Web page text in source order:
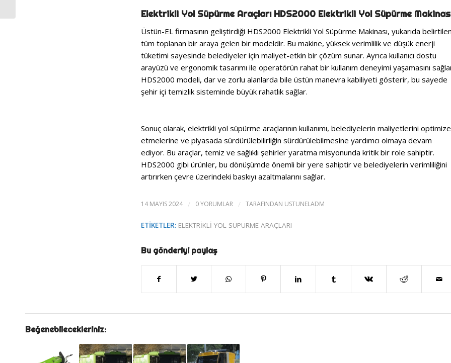
Elektrikli Yol Süpürme Araçları HDS2000 Elektrikli Yol Süpürme
Üstün-EL firmasının geliştirdiği HDS2000 Elektrikli Yol Süpürme Makinası, yukarıda belirtilen
tüm toplanan bir araya gelen bir modeldir. Bu makine, yüksek verimlilik ve düşük enerji
tüketimi sayesinde belediyeler için maliyet-etkin bir çözüm sunar. Ayrıca kullanıcı dostu
arayüzü ve ergonomik tasarımı ile operatörün rahat bir kullanım deneyimi yaşamasını
HDS2000 modeli, dar ve zorlu alanlarda bile üstün manevra kabiliyeti gösterir, bu sayede
şehir içi temizlik sisteminde büyük rahatlık sağlar.
Sonuç olarak, elektrikli yol süpürme araçlarının kullanımı, belediyelerin maliyetlerini optimize
etmelerine ve piyasada sürdürülebilirliğin sürdürülebilmesine yardımcı olmaya devam
ediyor. Bu araçlar, temiz ve sağlıklı şehirler yaratma misyonunda kritik bir role sahiptir.
HDS2000 gibi ürünler, bu dönüşümde önemli bir yere sahiptir ve belediyelerin verimliliğini
artırırken çevre üzerindeki baskıyı azaltmalarını sağlar.
14 MAYIS 2024 / 0 YORUMLAR / TARAFINDAN USTUNELADM
ETIKETLER: ELEKTRIKLI YOL SÜPÜRME ARAÇLARI
Bu gönderiyi paylaş
Beğenebilecekleriniz: